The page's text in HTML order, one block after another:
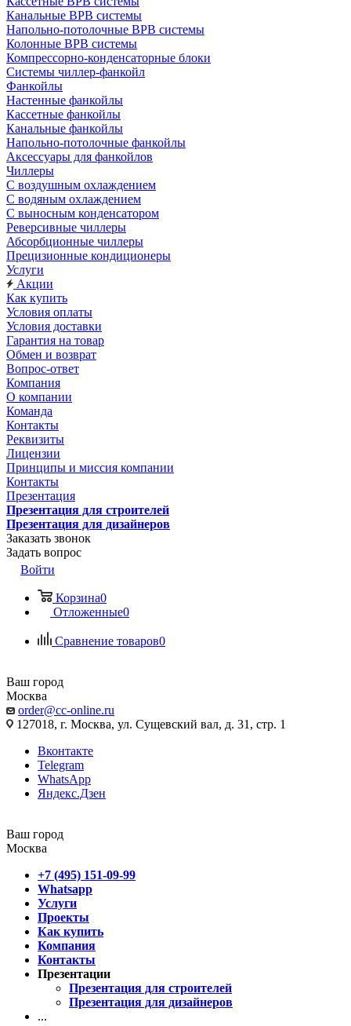
Канальные ВРВ системы
Напольно-потолочные ВРВ системы
Колонные ВРВ системы
Компрессорно-конденсаторные блоки
Системы чиллер-фанкойл
Фанкойлы
Настенные фанкойлы
Кассетные фанкойлы
Канальные фанкойлы
Напольно-потолочные фанкойлы
Аксессуары для фанкойлов
Чиллеры
С воздушным охлаждением
С водяным охлаждением
С выносным конденсатором
Реверсивные чиллеры
Абсорбционные чиллеры
Прецизионные кондиционеры
Услуги
Акции
Как купить
Условия оплаты
Условия доставки
Гарантия на товар
Обмен и возврат
Вопрос-ответ
Компания
О компании
Команда
Контакты
Реквизиты
Лицензии
Принципы и миссия компании
Контакты
Презентация
Презентация для строителей
Презентация для дизайнеров
Заказать звонок
Задать вопрос
Войти
Корзина0
Отложенные0
Сравнение товаров0
Ваш город
Москва
order@cc-online.ru
127018, г. Москва, ул. Сущевский вал, д. 31, стр. 1
Вконтакте
Telegram
WhatsApp
Яндекс.Дзен
Ваш город
Москва
+7 (495) 151-09-99
Whatsapp
Услуги
Проекты
Как купить
Компания
Контакты
Презентации
Презентация для строителей
Презентация для дизайнеров
...